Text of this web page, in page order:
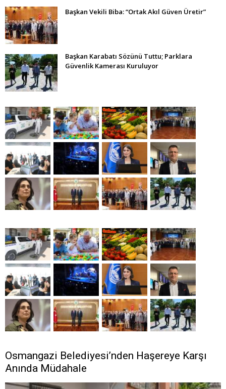
Başkan Vekili Biba: “Ortak Akıl Güven Üretir”
Başkan Karabatı Sözünü Tuttu; Parklara
Güvenlik Kamerası Kuruluyor
Osmangazi Belediyesi’nden Haşereye Karşı
Anında Müdahale